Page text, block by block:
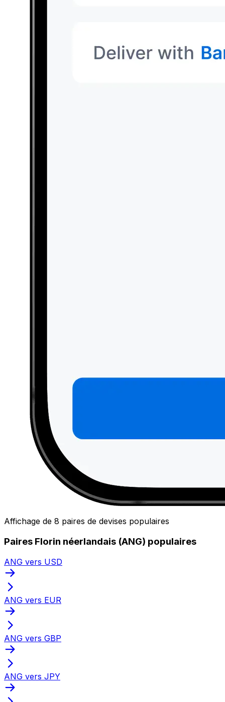
Affichage de 8 paires de devises populaires
Paires Florin néerlandais (ANG) populaires
ANG vers USD
ANG vers EUR
ANG vers GBP
ANG vers JPY